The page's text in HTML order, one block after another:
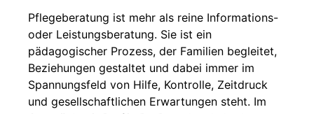
Pflegeberatung ist mehr als reine Informations-
oder Leistungsberatung. Sie ist ein
pädagogischer Prozess, der Familien begleitet,
Beziehungen gestaltet und dabei immer im
Spannungsfeld von Hilfe, Kontrolle, Zeitdruck
und gesellschaftlichen Erwartungen steht. Im